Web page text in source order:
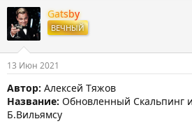
т
о
р
м
ы
т
а
н
а
л
а
Gatsby
ВЕЧНЫЙ
13 Июн 2021
Автор: Алексей Тяжов
Название: Обновленный Скальпинг
Б.Вильямсу